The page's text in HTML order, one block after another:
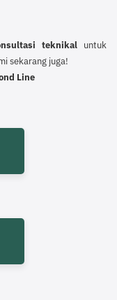
teknikal untuk
sekarang juga!
Line